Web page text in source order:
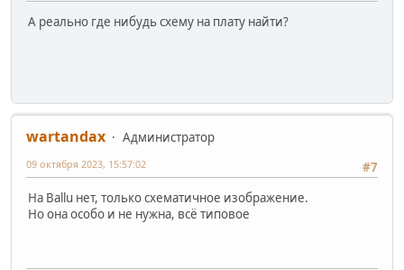
А реально где нибудь схему на плату найти?
wartandax
Администратор
#7
09 октября 2023, 15:57:02
На Ballu нет, только схематичное изображение.
Но она особо и не нужна, всё типовое